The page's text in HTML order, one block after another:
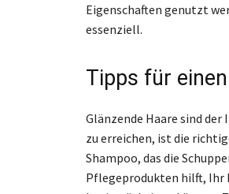
Eigenschaften genutzt
essenziell.
Tipps für
Glänzende Haare sind
zu erreichen, ist die
Shampoo, das die
Pflegeprodukten hilft, Ihr